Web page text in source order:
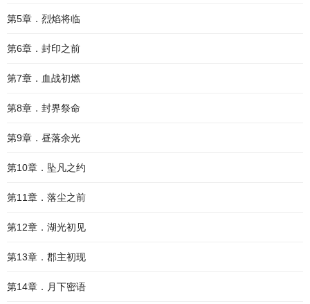
第5章．烈焰将临
第6章．封印之前
第7章．血战初燃
第8章．封界祭命
第9章．昼落余光
第10章．坠凡之约
第11章．落尘之前
第12章．湖光初见
第13章．郡主初现
第14章．月下密语